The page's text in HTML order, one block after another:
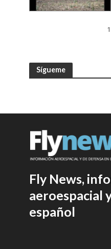
1
Sígueme
Fly News,
aeroespacial
español